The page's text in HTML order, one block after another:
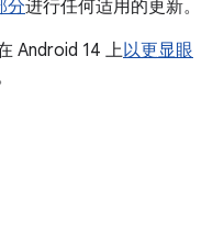
分进行任何适用的更新。
Android 14 上以更显眼